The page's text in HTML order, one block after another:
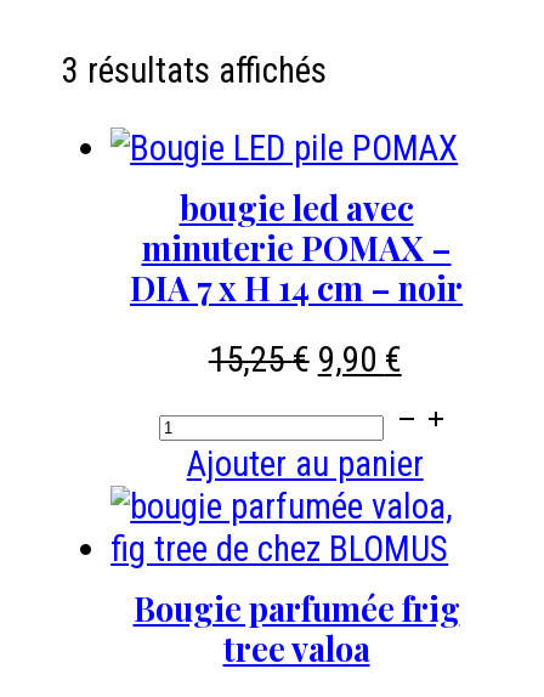
3 résultats affichés
bougie led avec
minuterie POMAX –
DIA 7 x H 14 cm – noir
15,25€ Le
initial
était :
15,25 €.
9,90 €Le
prix
est :
9,90 €.
quantité
de
bougie
led
avec
minuterie
POMAX
Ajouter au panier
Bougie parfumée frig
tree valoa